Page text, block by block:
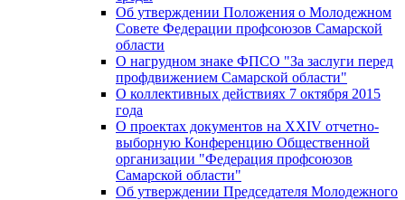
Об утверждении Положения о Молодежном
Совете Федерации профсоюзов Самарской
области
О нагрудном знаке ФПСО "За заслуги перед
профдвижением Самарской области"
О коллективных действиях 7 октября 2015
года
О проектах документов на XXIV отчетно-
выборную Конференцию Общественной
организации "Федерация профсоюзов
Самарской области"
Об утверждении Председателя Молодежного